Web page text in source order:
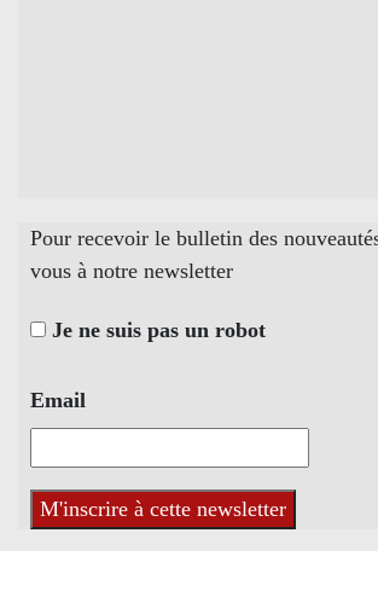
Pour recevoir le bulletin des
vous à notre newsletter
Je ne suis pas un robot
Email